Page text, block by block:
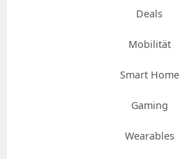
Deals
Mobilität
Smart Home
Gaming
Wearables